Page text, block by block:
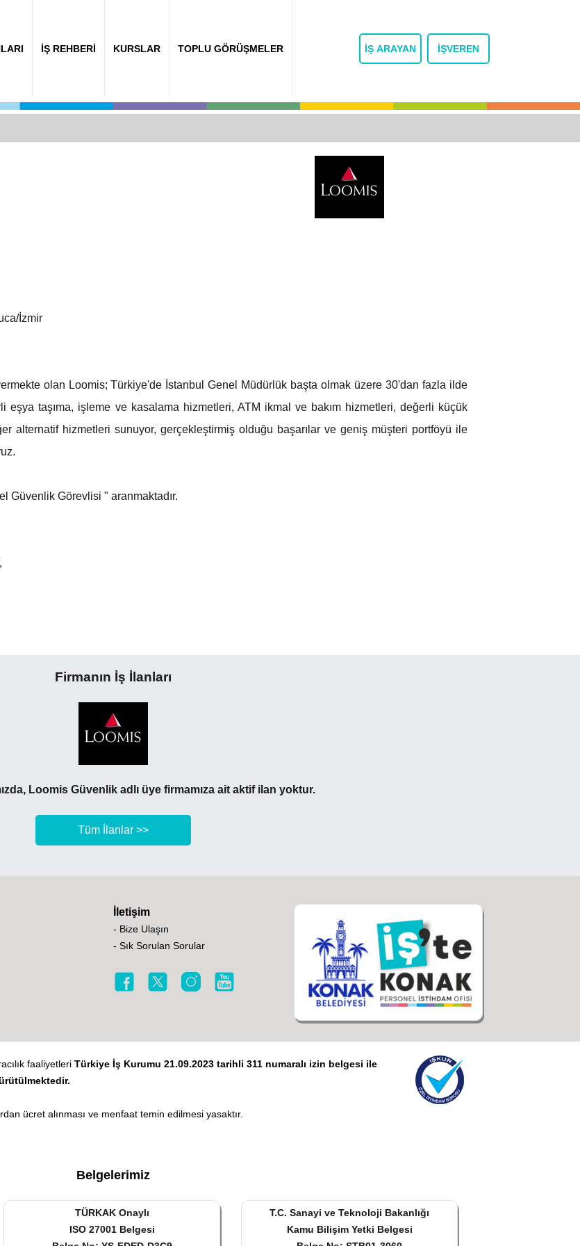
İŞ REHBERİ KURSLAR TOPLU GÖRÜŞMELER İŞ ARAYAN İŞVEREN
İzmir
olan Loomis; Türkiye'de İstanbul Genel Müdürlük başta olmak üzere 30'dan fazla ilde
taşıma, işleme ve kasalama hizmetleri, ATM ikmal ve bakım hizmetleri, değerli küçük
alternatif hizmetleri sunuyor, gerçekleştirmiş olduğu başarılar ve geniş müşteri portföyü ile
Güvenlik Görevlisi " aranmaktadır.
Firmanın İş İlanları
Loomis Güvenlik adlı üye firmamıza ait aktif ilan yoktur.
Tüm İlanlar >>
İletişim
- Bize Ulaşın
- Sık Sorulan Sorular
faaliyetleri Türkiye İş Kurumu 21.09.2023 tarihli 311 numaralı izin belgesi ile
ücret alınması ve menfaat temin edilmesi yasaktır.
Belgelerimiz
TÜRKAK Onaylı
ISO 27001 Belgesi
T.C. Sanayi ve Teknoloji Bakanlığı
Kamu Bilişim Yetki Belgesi